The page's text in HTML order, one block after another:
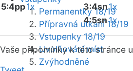
Permanentky 18/19
Přípravná utkání 18/19
Vstupenky 18/19
Uvolňování míst
Zvýhodněné
5:4pp1x
3:4sn1x
4:5sn1x
Vaše připomínky k této stránce